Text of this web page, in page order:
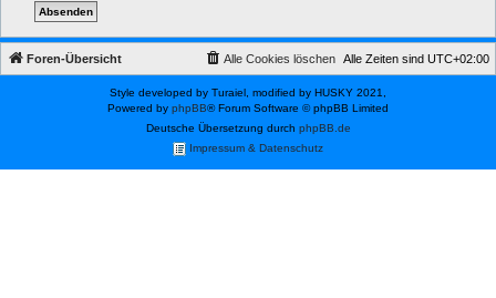
Foren-Übersicht Alle Zeiten sind UTC+02:00
Alle Cookies löschen
Style developed by Turaiel, modified by HUSKY 2021,
Powered by phpBB® Forum Software © phpBB Limited
Deutsche Übersetzung durch phpBB.de
Impressum & Datenschutz